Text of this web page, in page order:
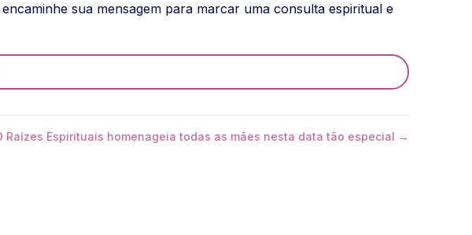
sua mensagem para marcar uma consulta espiritual e
Raízes Espirituais homenageia todas as mães nesta data tão especial →